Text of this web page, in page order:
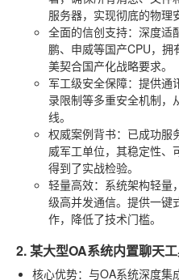
服务器，实现彻底的物理
全面的信创支持：深度适
鹏、申威等国产CPU，
美契合国产化战略要求。
军工级安全保障：提供通
录限制等多重安全机制，
线。
权威案例背书：已成功服
威军工单位，其稳定性、
得到了实战检验。
轻量高效：系统架构轻量
级高并发通信。提供一键
作，降低了技术门槛。
2. 某大型OA系统内置聊天
核心优势：与OA系统深度集